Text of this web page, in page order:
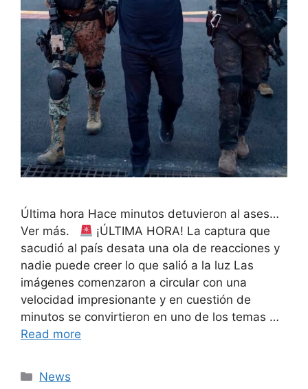
Última hora Hace minutos detuvieron al ases…
Ver más.
¡ÚLTIMA HORA! La captura que
sacudió al país desata una ola de reacciones y
nadie puede creer lo que salió a la luz Las
imágenes comenzaron a circular con una
velocidad impresionante y en cuestión de
minutos se convirtieron en uno de los temas …
Read more
Categories
News